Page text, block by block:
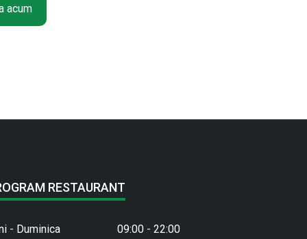
acum
RESTAURANT
- Duminica 09:00 - 22:00